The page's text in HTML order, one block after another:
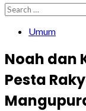
Search
for:
Umum
Noah dan
Pesta